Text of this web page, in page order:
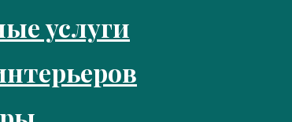
услуги